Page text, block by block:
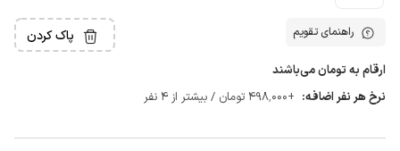
راهنمای تقویم پاک کردن
ارقام به تومان می‌باشند
نرخ هر نفر اضافه: +498٬000 تومان / بیشتر از 4 نفر